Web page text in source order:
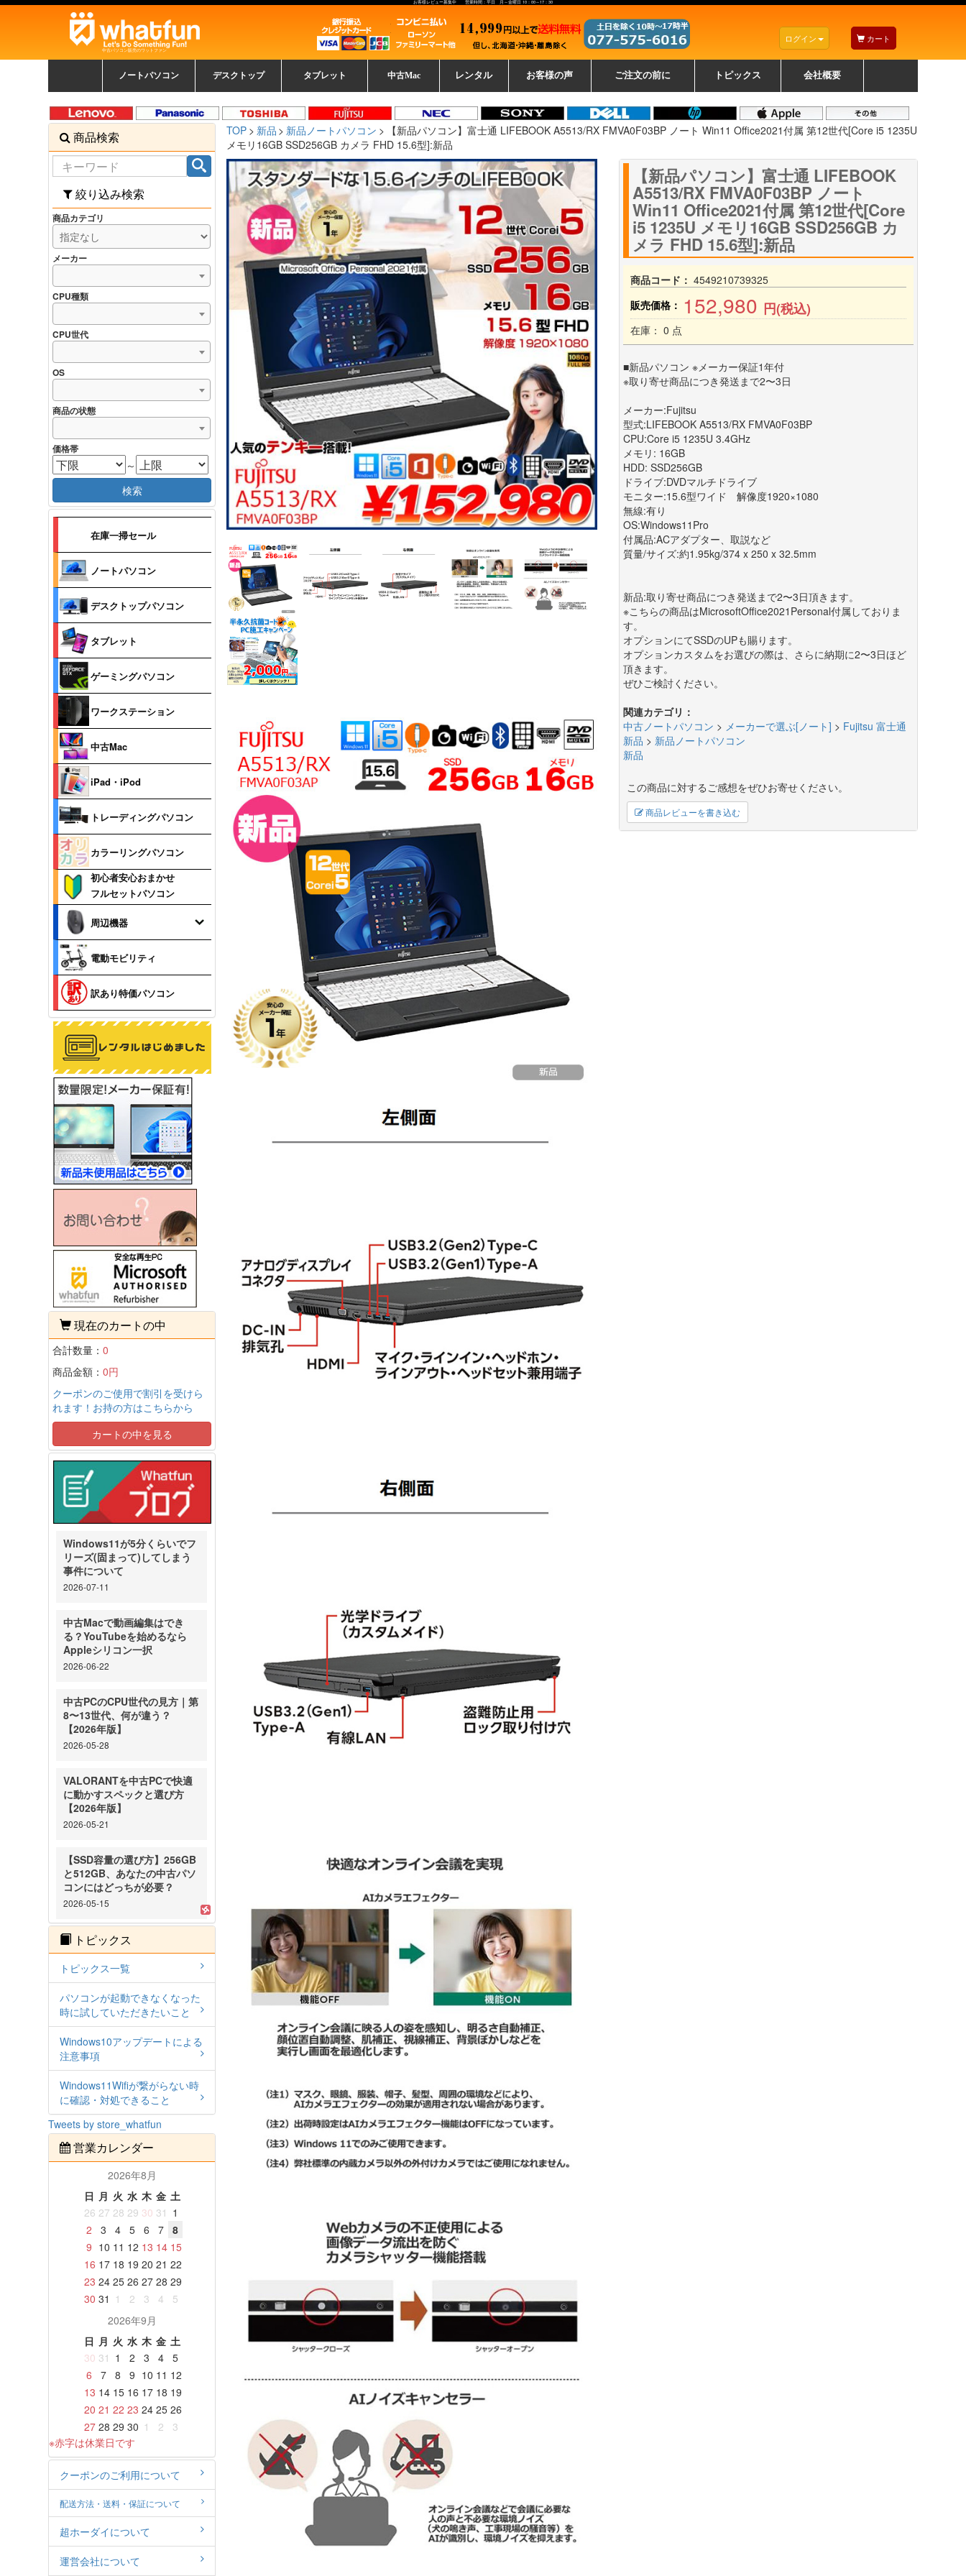
お客様レビュー募集中 営業時間：平日 月～金曜日 10：00～17：30
中古パソコン販売のワットファン
ログイン カート
ノートパソコン
覧
パソコン
ッカード
デスクトップ
中古デスクトップ一覧
新品デスクトップ一
覧
ゲーミングパソコン
トレーディングパソ
コン
ッカード
タブレット 中古Mac レンタル お客様の声 ご注文の前に トピックス 会社概要
TOP 新品 新品ノートパソコン
【新品パソコン】富士通 LIFEBOOK A5513/RX FMVA0F03BP ノート Win11 Office2021付属 第12世代[Core i5 1235U
メモリ16GB SSD256GB カメラ FHD 15.6型]:新品
【新品パソコン】富士通 LIFEBOOK
A5513/RX FMVA0F03BP ノート
Win11 Office2021付属 第12世代[Core
i5 1235U メモリ16GB SSD256GB カ
メラ FHD 15.6型]:新品
商品コード： 4549210739325
販売価格： 152,980 円(税込)
在庫： 0 点
■新品パソコン ※メーカー保証1年付
※取り寄せ商品につき発送まで2〜3日
メーカー:Fujitsu
型式:LIFEBOOK A5513/RX FMVA0F03BP
CPU:Core i5 1235U 3.4GHz
メモリ: 16GB
HDD: SSD256GB
ドライブ:DVDマルチドライブ
モニター:15.6型ワイド 解像度1920×1080
無線:有り
OS:Windows11Pro
付属品:ACアダプター、取説など
質量/サイズ:約1.95kg/374 x 250 x 32.5mm
新品:取り寄せ商品につき発送まで2〜3日頂きます。
※こちらの商品はMicrosoftOffice2021Personal付属しておりま
す。
オプションにてSSDのUPも賜ります。
オプションカスタムをお選びの際は、さらに納期に2〜3日ほど
頂きます。
ぜひご検討ください。
関連カテゴリ：
中古ノートパソコン > メーカーで選ぶ[ノート] > Fujitsu 富士通
新品 > 新品ノートパソコン
新品
この商品に対するご感想をぜひお寄せください。
商品レビューを書き込む
商品検索
絞り込み検索
商品カテゴリ
メーカー
CPU種類
CPU世代
OS
商品の状態
価格帯
～
検索
在庫一掃セール
ノートパソコン
デスクトップパソコン
タブレット
ゲーミングパソコン
ワークステーション
中古Mac
iPad・iPod
トレーディングパソコン
カラーリングパソコン
初心者安心おまかせ
フルセットパソコン
周辺機器
電動モビリティ
訳あり特価パソコン
現在のカートの中
合計数量： 0
商品金額： 0円
クーポンのご使用で割引を受けら
れます！お持の方はこちらから
カートの中を見る
Windows11が5分くらいでフ
リーズ(固まって)してしまう
事件について
2026-07-11
中古Macで動画編集はでき
る？YouTubeを始めるなら
Appleシリコン一択
2026-06-22
中古PCのCPU世代の見方｜第
8〜13世代、何が違う？
【2026年版】
2026-05-28
VALORANTを中古PCで快適
に動かすスペックと選び方
【2026年版】
2026-05-21
【SSD容量の選び方】256GB
と512GB、あなたの中古パソ
コンにはどっちが必要？
2026-05-15
トピックス
トピックス一覧
パソコンが起動できなくなった
時に試していただきたいこと
Windows10アップデートによる
注意事項
Windows11Wifiが繋がらない時
に確認・対処できること
Tweets by store_whatfun
営業カレンダー
2026年8月
日 月 火 水 木 金 土
26 27 28 29 30 31 1
2
3 4 5 6 7
8
9 10 11 12 13 14 15
16 17 18 19 20 21 22
23 24 25 26 27 28 29
30 31 1 2 3 4
5
2026年9月
日 月 火 水 木 金 土
30 31 1 2 3 4
5
6
7 8 9 10 11 12
13 14 15 16 17 18 19
20 21 22 23 24 25 26
27 28 29 30 1 2
3
※赤字は休業日です
クーポンのご利用について
配送方法・送料・保証について
超ホーダイについて
運営会社について